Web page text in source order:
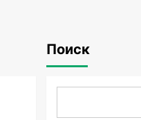
Поиск